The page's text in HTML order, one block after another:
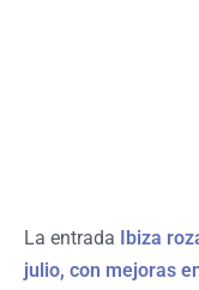
La entrada Ibiza
julio, con mejoras